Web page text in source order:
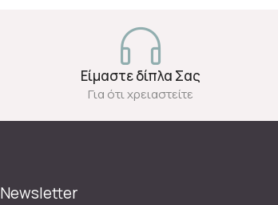
Είμαστε δίπλα Σας
Για ότι χρειαστείτε
Newsletter